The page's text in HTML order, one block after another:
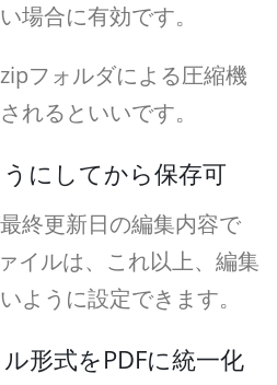
場合に有効です。
フォルダによる圧縮機
れるといいです。
にしてから保存可
終更新日の編集内容で
イルは、これ以上、編集
ように設定できます。
形式をPDFに統一化